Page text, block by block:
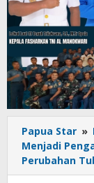
Papua Star »
Menjadi
Perubahan